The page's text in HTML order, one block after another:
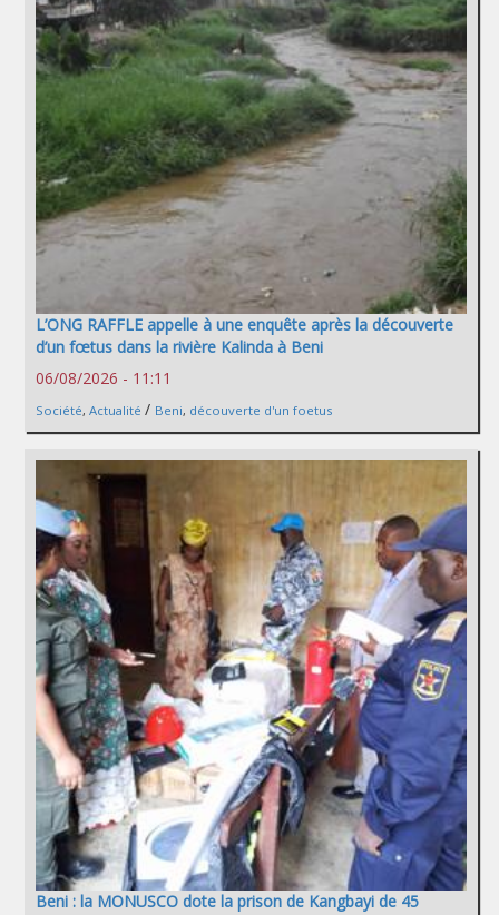
L’ONG RAFFLE appelle à une enquête après la découverte
d’un fœtus dans la rivière Kalinda à Beni
06/08/2026 - 11:11
Société, Actualité / Beni, découverte d'un foetus
Beni : la MONUSCO dote la prison de Kangbayi de 45